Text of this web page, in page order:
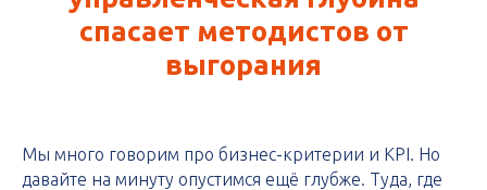
спасает методистов от
выгорания
Мы много говорим про бизнес-критерии и KPI. Но
давайте на минуту опустимся ещё глубже. Туда, где